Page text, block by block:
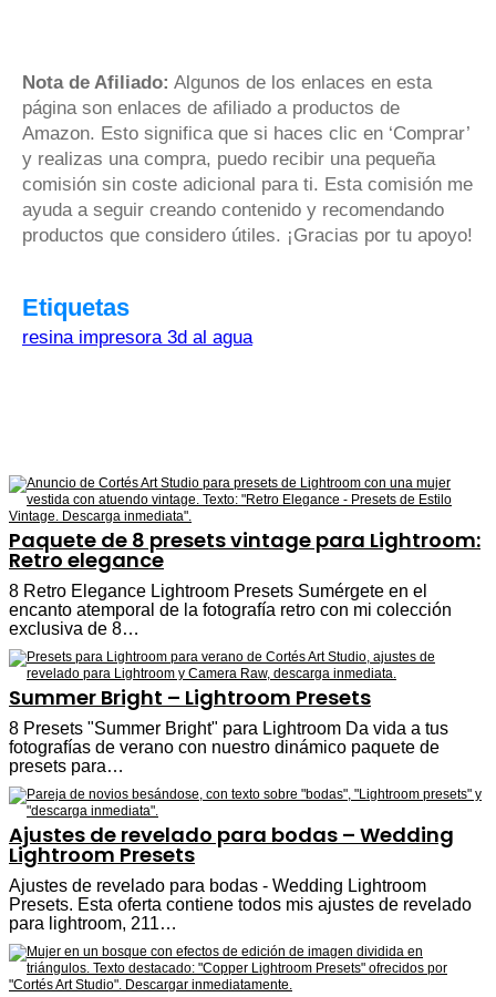
Nota de Afiliado: Algunos de los enlaces en esta
página son enlaces de afiliado a productos de
Amazon. Esto significa que si haces clic en ‘Comprar’
y realizas una compra, puedo recibir una pequeña
comisión sin coste adicional para ti. Esta comisión me
ayuda a seguir creando contenido y recomendando
productos que considero útiles. ¡Gracias por tu apoyo!
Etiquetas
resina impresora 3d al agua
Paquete de 8 presets vintage para Lightroom:
Retro elegance
8 Retro Elegance Lightroom Presets Sumérgete en el
encanto atemporal de la fotografía retro con mi colección
exclusiva de 8…
Summer Bright – Lightroom Presets
8 Presets "Summer Bright" para Lightroom Da vida a tus
fotografías de verano con nuestro dinámico paquete de
presets para…
Ajustes de revelado para bodas – Wedding
Lightroom Presets
Ajustes de revelado para bodas - Wedding Lightroom
Presets. Esta oferta contiene todos mis ajustes de revelado
para lightroom, 211…